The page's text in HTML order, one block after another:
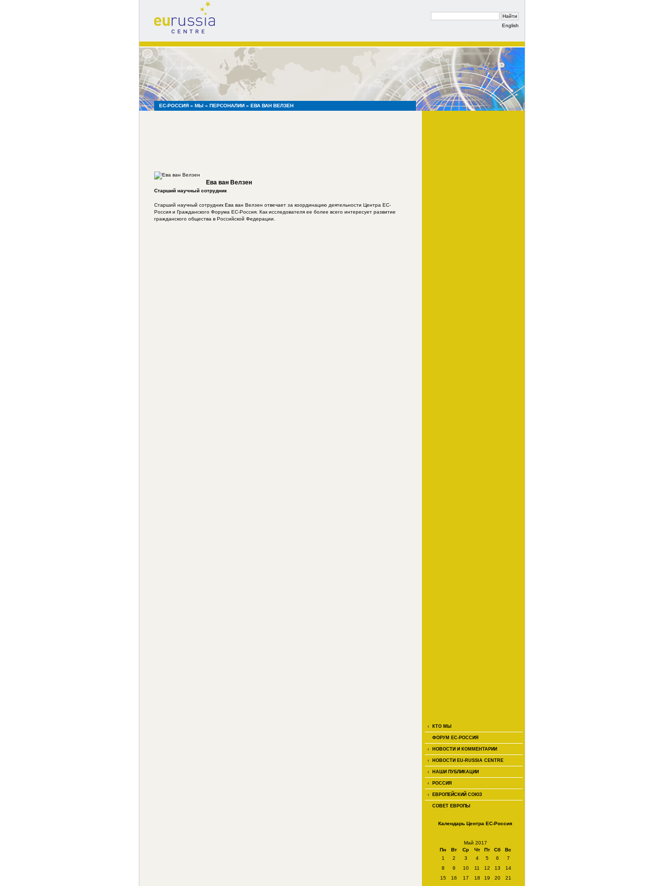
English
eurussia
centre
ЕС-РОССИЯ » МЫ » ПЕРСОНАЛИИ » ЕВА ВАН ВЕЛЗЕН
КТО МЫ
ФОРУМ ЕС-РОССИЯ
НОВОСТИ И КОММЕНТАРИИ
НОВОСТИ EU-RUSSIA CENTRE
НАШИ ПУБЛИКАЦИИ
РОССИЯ
ЕВРОПЕЙСКИЙ СОЮЗ
СОВЕТ ЕВРОПЫ
Календарь Центра ЕС-Россия
Май 2017
Пн
Вт Ср Чт Пт Сб
Вс
1
2 3 4 5 6
7
8
9 10 11 12 13
14
15
16 17 18 19 20
21
Ева ван Велзен
Старший научный сотрудник
Старший научный сотрудник Ева ван Велзен отвечает за координацию деятельности Центра ЕС-
Россия и Гражданского Форума ЕС-Россия. Как исследователя ее более всего интересует развитие
гражданского общества в Российской Федерации.